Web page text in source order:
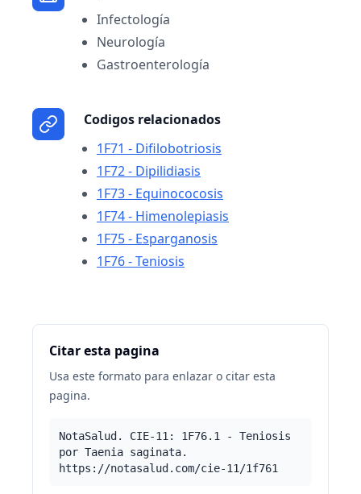
Infectología
Neurología
Gastroenterología
Codigos relacionados
1F71 - Difilobotriosis
1F72 - Dipilidiasis
1F73 - Equinococosis
1F74 - Himenolepiasis
1F75 - Esparganosis
1F76 - Teniosis
Citar esta pagina
Usa este formato para enlazar o citar esta
pagina.
NotaSalud. CIE-11: 1F76.1 - Teniosis
por Taenia saginata.
https://notasalud.com/cie-11/1f761